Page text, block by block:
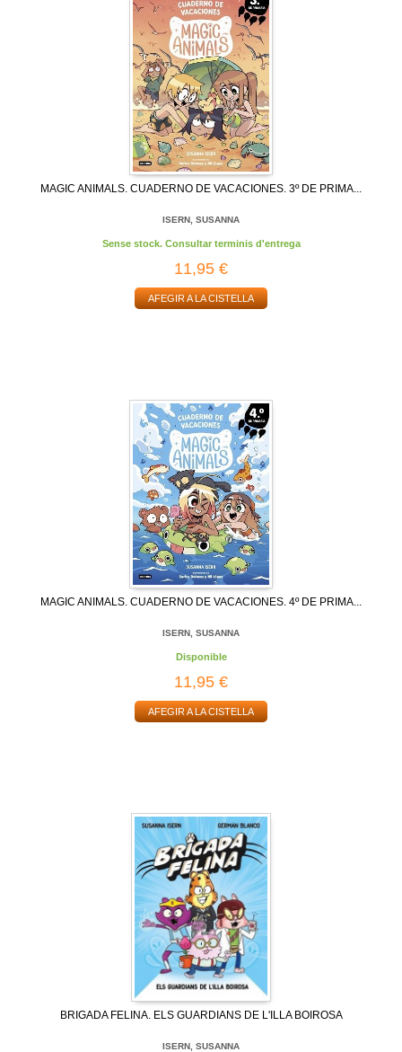
MAGIC ANIMALS. CUADERNO DE VACACIONES. 3º DE PRIMA...
ISERN, SUSANNA
Sense stock. Consultar terminis d'entrega
11,95 €
AFEGIR A LA CISTELLA
MAGIC ANIMALS. CUADERNO DE VACACIONES. 4º DE PRIMA...
ISERN, SUSANNA
Disponible
11,95 €
AFEGIR A LA CISTELLA
BRIGADA FELINA. ELS GUARDIANS DE L'ILLA BOIROSA
ISERN, SUSANNA